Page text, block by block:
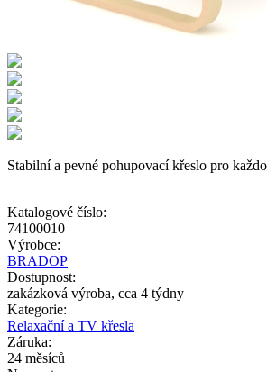
Stabilní a pevné pohupovací křeslo pro
Katalogové číslo:
74100010
Výrobce:
BRADOP
Dostupnost:
zakázková výroba, cca 4 týdny
Kategorie:
Relaxační a TV křesla
Záruka:
24 měsíců